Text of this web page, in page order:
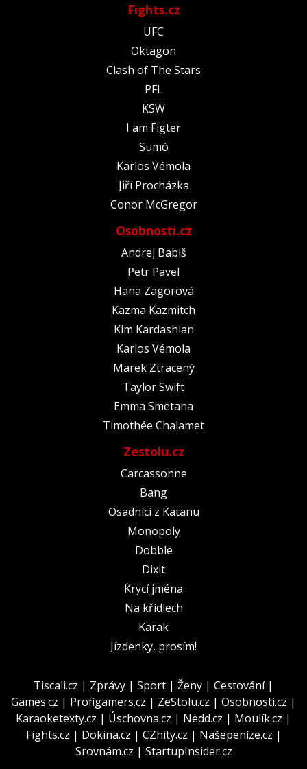
Fights.cz
UFC
Oktagon
Clash of The Stars
PFL
KSW
I am Figter
Sumó
Karlos Vémola
Jiří Procházka
Conor McGregor
Osobnosti.cz
Andrej Babiš
Petr Pavel
Hana Zagorová
Kazma Kazmitch
Kim Kardashian
Karlos Vémola
Marek Ztracený
Taylor Swift
Emma Smetana
Timothée Chalamet
Zestolu.cz
Carcassonne
Bang
Osadníci z Katanu
Monopoly
Dobble
Dixit
Krycí jména
Na křídlech
Karak
Jízdenky, prosím!
Tiscali.cz | Zprávy | Sport | Ženy | Cestování|
Games.cz | Profigamers.cz | ZeStolu.cz | Osobnosti.cz |
Karaoketexty.cz | Úschovna.cz | Nedd.cz | Moulík.cz |
Fights.cz | Dokina.cz | CZhity.cz | Našepeníze.cz |
Srovnám.cz | StartupInsider.cz